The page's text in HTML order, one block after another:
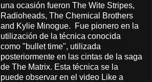
una ocasión fueron The Wite Stripes,
Radioheads, The Chemical Brothers
and Kylie Minogue. Fue pionero en la
utilización de la técnica conocida
como "bullet time", utilizada
posteriormente en las cintas de la saga
de The Matrix. Esta técnica se la
puede observar en el video Like a